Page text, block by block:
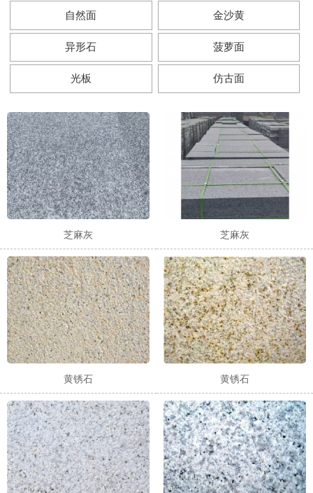
1 2 3
自然面 金沙黄
异形石 菠萝面
光板 仿古面
芝麻灰 芝麻灰
黄锈石 黄锈石